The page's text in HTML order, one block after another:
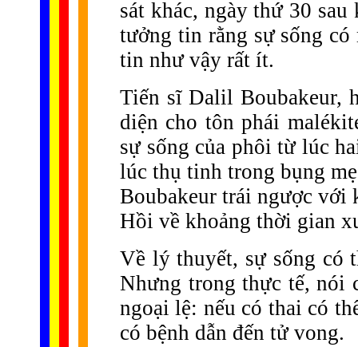
sát khác, ngày thứ 30
tưởng tin rằng sự sống
tin như vậy rất ít.
Tiến sĩ Dalil Boubakeur,
diện cho tôn phái
sự sống của phôi từ lúc
lúc thụ tinh trong bụng
Boubakeur trái ngược với
Hồi về khoảng thời gian
Về lý thuyết, sự sống có
Nhưng trong thực tế, nói
ngoại lệ: nếu có thai có
có bệnh dẫn đến tử vong.